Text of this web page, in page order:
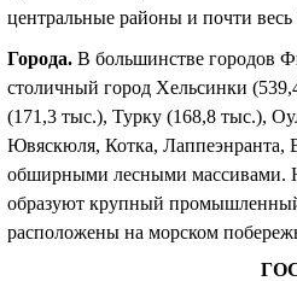
центральные районы и почти
Города. В большинстве городов
столичный город Хельсинки
(171,3 тыс.), Турку (168,8 тыс.),
Ювяскюля, Котка, Лаппеэнранта,
обширными лесными массивами.
образуют крупный
расположены на морском